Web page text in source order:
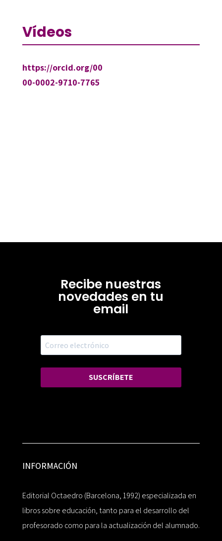
Vídeos
https://orcid.org/00
00-0002-9710-7765
Recibe nuestras
novedades en tu
email
SUSCRÍBETE
INFORMACIÓN
Editorial Octaedro (Barcelona, 1992) especializada en
libros sobre educación, tanto para el desarrollo del
profesorado como para la actualización del alumnado.